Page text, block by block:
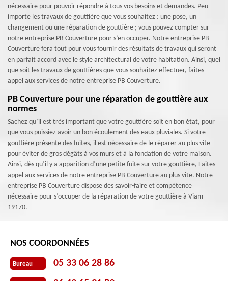
nécessaire pour pouvoir répondre à tous vos besoins et demandes. Peu
importe les travaux de gouttière que vous souhaitez : une pose, un
changement ou une réparation de gouttière ; vous pouvez compter sur
notre entreprise PB Couverture pour s’en occuper. Notre entreprise PB
Couverture fera tout pour vous fournir des résultats de travaux qui seront
en parfait accord avec le style architectural de votre habitation. Ainsi, quel
que soit les travaux de gouttières que vous souhaitez effectuer, faites
appel aux services de notre entreprise PB Couverture.
PB Couverture pour une réparation de gouttière aux
normes
Sachez qu’il est très important que votre gouttière soit en bon état, pour
que vous puissiez avoir un bon écoulement des eaux pluviales. Si votre
gouttière présente des fuites, il est nécessaire de le réparer au plus vite
pour éviter de gros dégâts à vos murs et à la fondation de votre maison.
Ainsi, dès qu’il y a apparition d’une petite fuite sur votre gouttière, Faites
appel aux services de notre entreprise PB Couverture au plus vite. Notre
entreprise PB Couverture dispose des savoir-faire et compétence
nécessaire pour s’occuper de la réparation de votre gouttière à Viam
19170.
NOS COORDONNÉES
Bureau 05 33 06 28 86